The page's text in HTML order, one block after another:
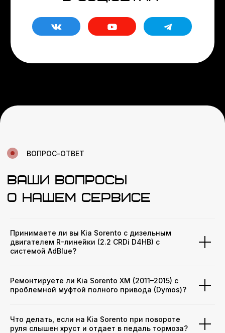
Принимаете ли вы Kia Sorento с дизельным
двигателем R-линейки (2.2 CRDi D4HB) с
системой AdBlue?
Ремонтируете ли Kia Sorento XM (2011–2015) с
проблемной муфтой полного привода (Dymos)?
Что делать, если на Kia Sorento при повороте
руля слышен хруст и отдает в педаль тормоза?